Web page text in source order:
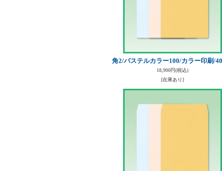
角2/パステルカラー100/カラー印刷/
18,900円(税込)
[在庫あり]